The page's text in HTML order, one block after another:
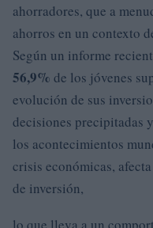
ahorradores, que a
ahorros en un contexto
Según un informe
56,9% de los jóvenes
evolución de sus
decisiones precipitadas
los acontecimientos
crisis económicas,
de inversión,
lo que lleva a un